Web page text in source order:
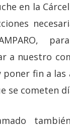
en la
a nuestro
poner fin a
se cometen